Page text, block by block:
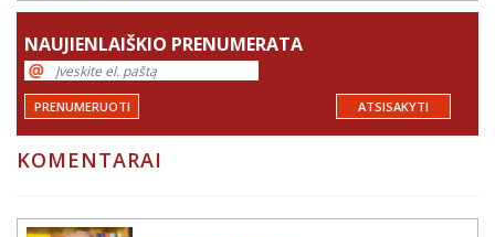
NAUJIENLAIŠKIO PRENUMERATA
PRENUMERUOTI ATSISAKYTI
KOMENTARAI